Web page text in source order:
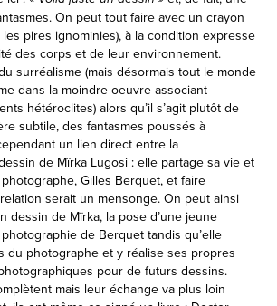
On peut tout faire avec un crayon
pires ignominies), à la condition expresse
des corps et de leur environnement.
surréalisme (mais désormais tout le monde
dans la moindre oeuvre associant
hétéroclites) alors qu’il s’agit plutôt de
subtile, des fantasmes poussés à
un lien direct entre la
de Mïrka Lugosi : elle partage sa vie et
Gilles Berquet, et faire
serait un mensonge. On peut ainsi
dessin de Mïrka, la pose d’une jeune
photographie de Berquet tandis qu’elle
du photographe et y réalise ses propres
pour de futurs dessins.
mais leur échange va plus loin